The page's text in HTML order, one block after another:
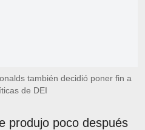
también decidió poner fin a
de DEI
produjo poco después